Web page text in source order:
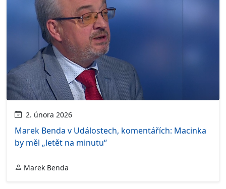
2. února 2026
Marek Benda v Událostech, komentářích: Macinka
by měl „letět na minutu“
Marek Benda